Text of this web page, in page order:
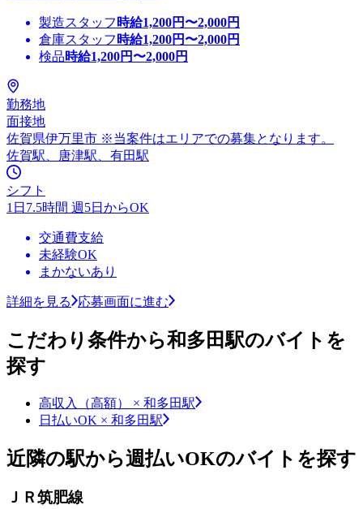
製造スタッフ 時給1,200円〜2,000円
倉庫スタッフ 時給1,200円〜2,000円
検品時給1,200円〜2,000円
勤務地
面接地
佐賀県伊万里市 ※当案件はエリアでの募集となります。
佐賀駅、唐津駅、有田駅
シフト
1日7.5時間 週5日からOK
交通費支給
未経験OK
まかないあり
詳細を見る 応募画面に進む
こだわり条件から和多田駅のバイトを
探す
高収入（高額） × 和多田駅
日払いOK × 和多田駅
近隣の駅から週払いOKのバイトを探す
ＪＲ筑肥線